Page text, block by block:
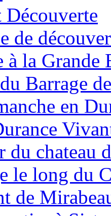
Découverte
de
à la Grande
Barrage
en
du chateau
le long du
de